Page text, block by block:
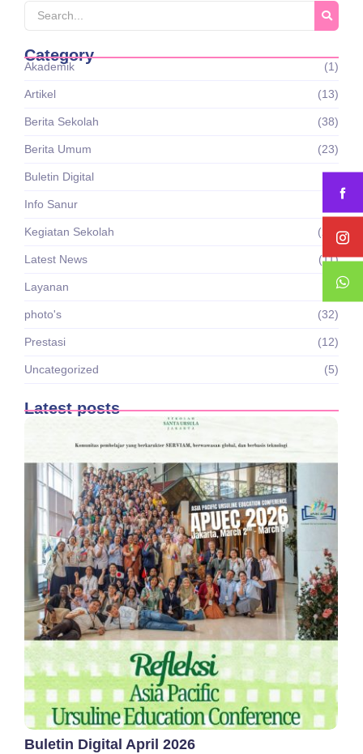
Category
Akademik (1)
Artikel (13)
Berita Sekolah (38)
Berita Umum (23)
Buletin Digital (4)
Info Sanur
Kegiatan Sekolah (24)
Latest News (11)
Layanan (1)
photo's (32)
Prestasi (12)
Uncategorized (5)
Latest posts
Buletin Digital April 2026